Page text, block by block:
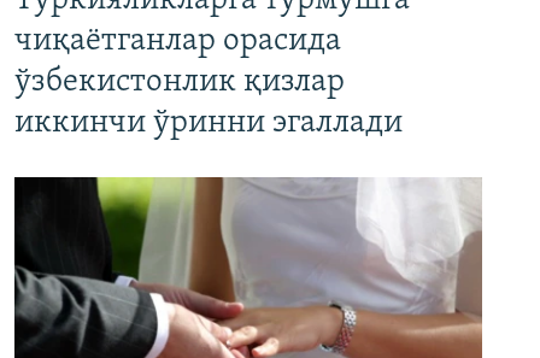
чиқаётганлар орасида
ўзбекистонлик қизлар
иккинчи ўринни эгаллади